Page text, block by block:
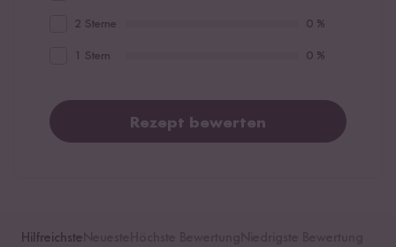
2 Sterne 0 %
1 Stern 0 %
Rezept bewerten
Hilfreichste